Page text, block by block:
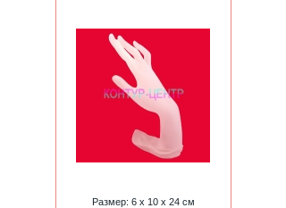
Размер: 6 х 10 х 24 см